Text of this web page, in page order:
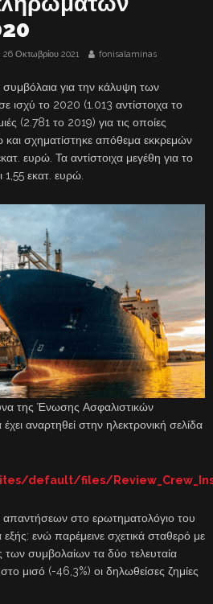
26 Οκτωβρίου 2021 fonisalaminas
συμβόλαια για την κάλυψη των
το 2020 (1.013 αντίστοιχα το
(2.781 το 2019) για τις οποίες
σχηματίστηκε απόθεμα εκκρεμών
ευρώ. Τα αντίστοιχα μεγέθη για το
1,55 εκατ. ευρώ.
της Ένωσης Ασφαλιστικών
αναρτηθεί στην ηλεκτρονική σελίδα
default/files/
στο ερωτηματολόγιο του
ενώ παρέμεινε σχετικά σταθερό με
των συμβολαίων τα δύο τελευταία
μισό (-46,3%) οι δηλωθείσες ζημίες